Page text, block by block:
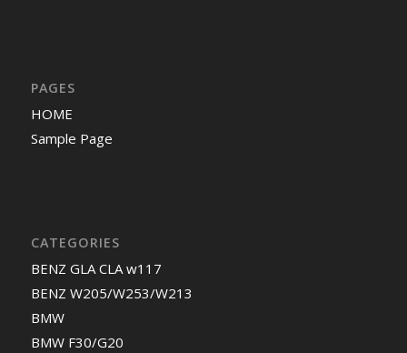
PAGES
HOME
Sample Page
CATEGORIES
BENZ GLA CLA w117
BENZ W205/W253/W213
BMW
BMW F30/G20